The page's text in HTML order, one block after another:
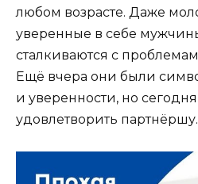
любом возрасте. Даже
уверенные в себе
сталкиваются с
Ещё вчера они были
и уверенности, но
удовлетворить партнёршу.